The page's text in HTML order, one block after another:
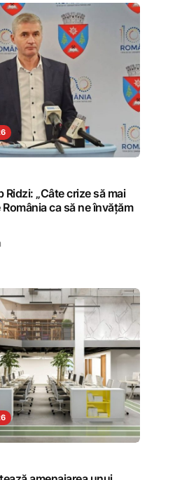
Ridzi: „Câte crize să mai
ca să ne învățăm